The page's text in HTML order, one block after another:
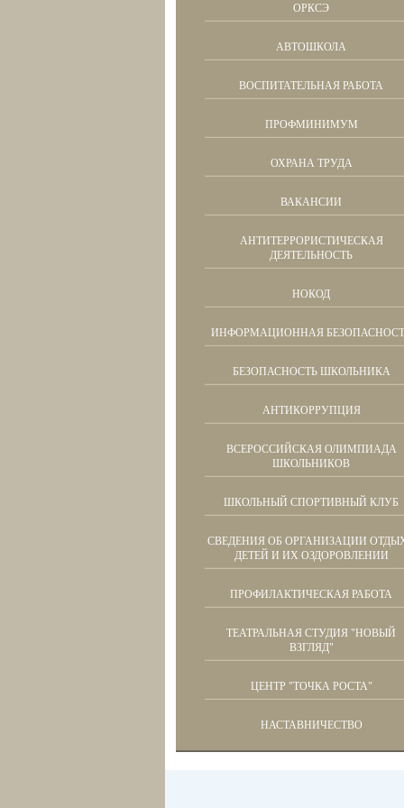
ОРКСЭ
АВТОШКОЛА
ВОСПИТАТЕЛЬНАЯ РАБОТА
ПРОФМИНИМУМ
ОХРАНА ТРУДА
ВАКАНСИИ
АНТИТЕРРОРИСТИЧЕСКАЯ
ДЕЯТЕЛЬНОСТЬ
НОКОД
ИНФОРМАЦИОННАЯ
БЕЗОПАСНОСТЬ ШКОЛЬНИКА
АНТИКОРРУПЦИЯ
ВСЕРОССИЙСКАЯ ОЛИМПИАДА
ШКОЛЬНИКОВ
ШКОЛЬНЫЙ СПОРТИВНЫЙ КЛУБ
СВЕДЕНИЯ ОБ ОРГАНИЗАЦИИ
ДЕТЕЙ И ИХ ОЗДОРОВЛЕНИИ
ПРОФИЛАКТИЧЕСКАЯ РАБОТА
ТЕАТРАЛЬНАЯ СТУДИЯ "НОВЫЙ
ВЗГЛЯД"
ЦЕНТР "ТОЧКА РОСТА"
НАСТАВНИЧЕСТВО